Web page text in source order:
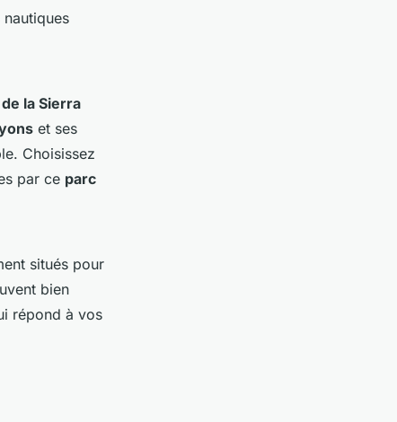
la Sierra
et ses
Choisissez
par ce parc
situés pour
bien
répond à vos